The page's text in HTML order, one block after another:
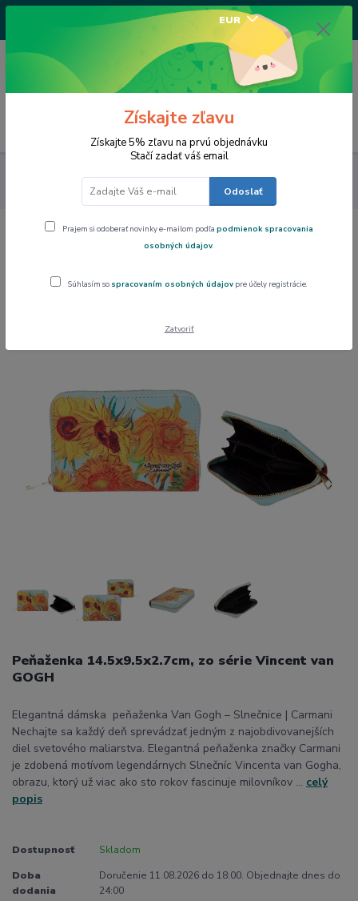
EUR
/Po-Pi 9-17 hod/
0,00 EUR
Art Gallery Collection
Peňaženka Vincent van GOGH
Slnečnice , CARMANI, 0214911
Peňaženka Vincent van GOGH
Peňaženka 14.5x9.5x2.7cm, zo série Vincent van
GOGH
Elegantná dámska peňaženka Van Gogh – Slnečnice | Carmani
Nechajte sa každý deň sprevádzať jedným z najobdivovanejších
diel svetového maliarstva. Elegantná peňaženka značky Carmani
je zdobená motívom legendárnych Slnečníc Vincenta van Gogha,
obrazu, ktorý už viac ako sto rokov fascinuje milovníkov ... celý
popis
Dostupnosť Skladom
Doba
dodania
Doručenie 11.08.2026 do 18:00. Objednajte dnes do
24:00
Získajte zľavu
Získajte 5% zľavu na prvú objednávku
Stačí zadať váš email
Odoslať
Prajem si odoberať novinky e-mailom podľa podmienok spracovania
osobných údajov.
Súhlasím so spracovaním osobných údajov pre účely registrácie.
Zatvoriť